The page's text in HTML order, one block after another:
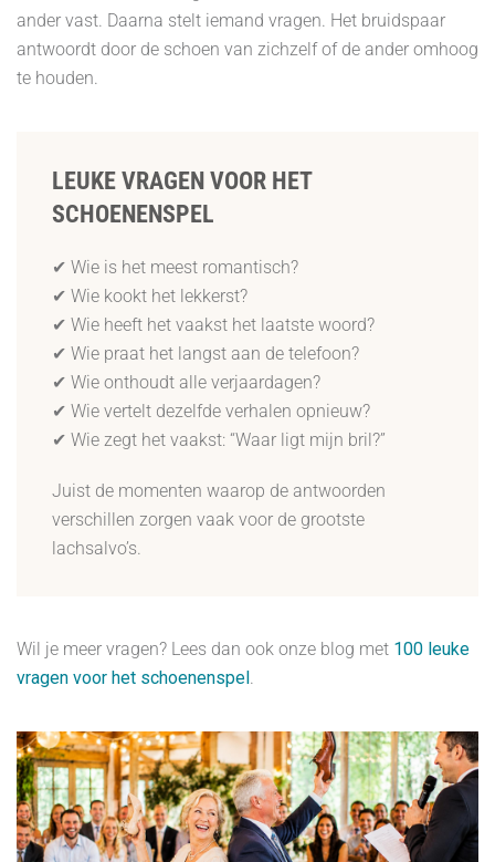
ander vast. Daarna stelt iemand vragen. Het bruidspaar
antwoordt door de schoen van zichzelf of de ander omhoog
te houden.
LEUKE VRAGEN VOOR HET
SCHOENENSPEL
✔ Wie is het meest romantisch?
✔ Wie kookt het lekkerst?
✔ Wie heeft het vaakst het laatste woord?
✔ Wie praat het langst aan de telefoon?
✔ Wie onthoudt alle verjaardagen?
✔ Wie vertelt dezelfde verhalen opnieuw?
✔ Wie zegt het vaakst: “Waar ligt mijn bril?”
Juist de momenten waarop de antwoorden
verschillen zorgen vaak voor de grootste
lachsalvo’s.
Wil je meer vragen? Lees dan ook onze blog met 100 leuke
vragen voor het schoenenspel .